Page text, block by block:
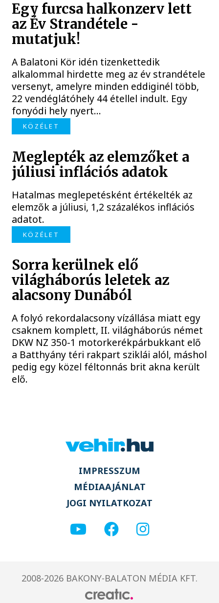
Egy furcsa halkonzerv lett
az Év Strandétele -
mutatjuk!
A Balatoni Kör idén tizenkettedik
alkalommal hirdette meg az év strandétele
versenyt, amelyre minden eddiginél több,
22 vendéglátóhely 44 étellel indult. Egy
fonyódi hely nyert...
KÖZÉLET
Meglepték az elemzőket a
júliusi inflációs adatok
Hatalmas meglepetésként értékelték az
elemzők a júliusi, 1,2 százalékos inflációs
adatot.
KÖZÉLET
Sorra kerülnek elő
világháborús leletek az
alacsony Dunából
A folyó rekordalacsony vízállása miatt egy
csaknem komplett, II. világháborús német
DKW NZ 350-1 motorkerékpárbukkant elő
a Batthyány téri rakpart sziklái alól, máshol
pedig egy közel féltonnás brit akna került
elő.
IMPRESSZUM
MÉDIAAJÁNLAT
JOGI NYILATKOZAT
2008-2026 BAKONY-BALATON MÉDIA KFT.